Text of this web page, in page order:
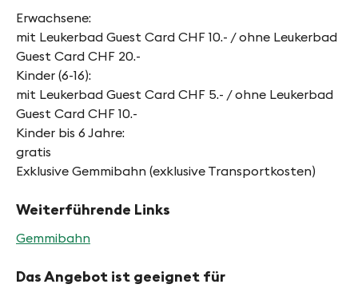
Erwachsene:
mit Leukerbad Guest Card CHF 10.- / ohne Leukerbad
Guest Card CHF 20.-
Kinder (6-16):
mit Leukerbad Guest Card CHF 5.- / ohne Leukerbad
Guest Card CHF 10.-
Kinder bis 6 Jahre:
gratis
Exklusive Gemmibahn (exklusive Transportkosten)
Weiterführende Links
Gemmibahn
Das Angebot ist geeignet für